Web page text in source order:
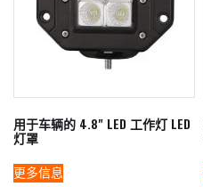
用于车辆的 4.8" LED 工作灯 LED
灯罩
更多信息